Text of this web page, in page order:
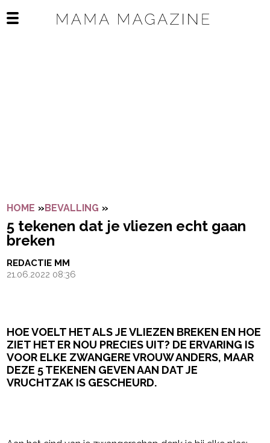
Open het mobiele menu
HOME »BEVALLING »
5 tekenen dat je vliezen echt gaan
breken
REDACTIE MM
21.06.2022 08:36
HOE VOELT HET ALS JE VLIEZEN BREKEN EN HOE
ZIET HET ER NOU PRECIES UIT? DE ERVARING IS
VOOR ELKE ZWANGERE VROUW ANDERS, MAAR
DEZE 5 TEKENEN GEVEN AAN DAT JE
VRUCHTZAK IS GESCHEURD.